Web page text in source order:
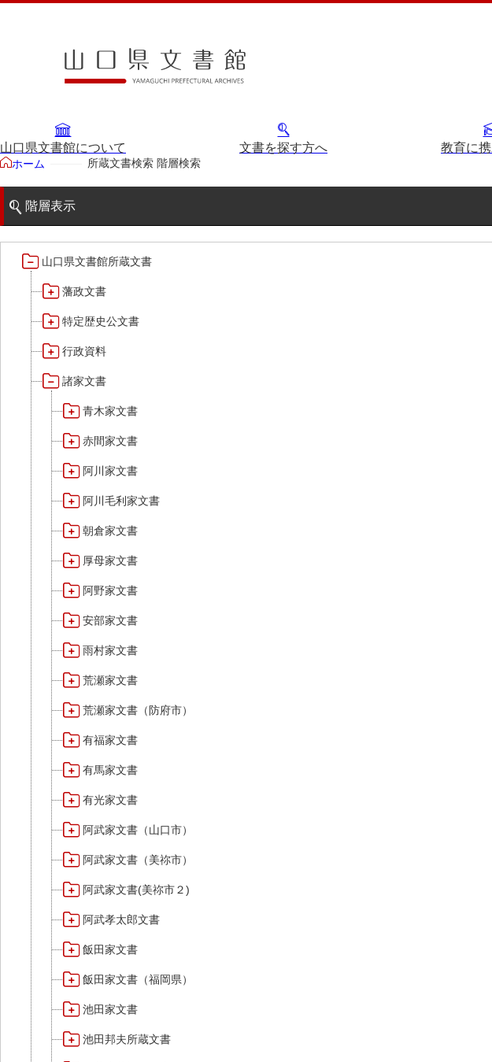
山口県文書館について 文書を探す方へ 教育に
ホーム 所蔵文書検索 階層検索
階層表示
山口県文書館所蔵文書
藩政文書
特定歴史公文書
行政資料
諸家文書
青木家文書
赤間家文書
阿川家文書
阿川毛利家文書
朝倉家文書
厚母家文書
阿野家文書
安部家文書
雨村家文書
荒瀬家文書
荒瀬家文書（防府市）
有福家文書
有馬家文書
有光家文書
阿武家文書（山口市）
阿武家文書（美祢市）
阿武家文書(美祢市２)
阿武孝太郎文書
飯田家文書
飯田家文書（福岡県）
池田家文書
池田邦夫所蔵文書